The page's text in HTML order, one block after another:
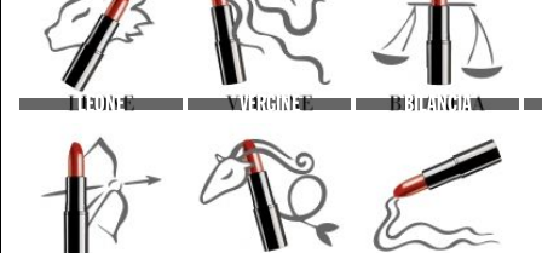
LEONE VERGINE BILANCIA